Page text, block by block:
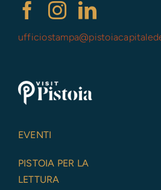
ufficiostampa@
EVENTI
PISTOIA PER LA
LETTURA